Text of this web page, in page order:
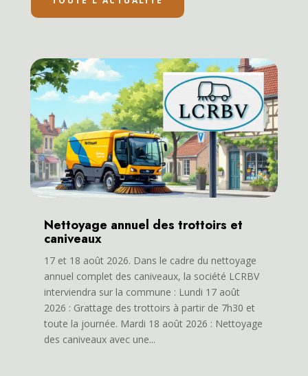
Nettoyage annuel des trottoirs et
caniveaux
17 et 18 août 2026. Dans le cadre du nettoyage
annuel complet des caniveaux, la société LCRBV
interviendra sur la commune : Lundi 17 août
2026 : Grattage des trottoirs à partir de 7h30 et
toute la journée. Mardi 18 août 2026 : Nettoyage
des caniveaux avec une...